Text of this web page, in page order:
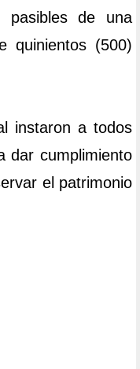
pasibles de una
quinientos (500)
instaron a todos
dar cumplimiento
el patrimonio